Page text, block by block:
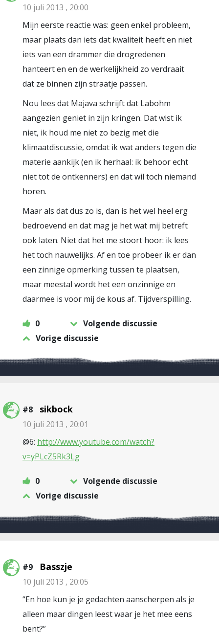
10 juli 2013 , 20:00
Mijn eerste reactie was: geen enkel probleem,
maar plaats dan iets dat kwaliteit heeft en niet
iets van een drammer die drogredenen
hanteert en en de werkelijkheid zo verdraait
dat ze binnen zijn straatje passen.
Nou lees dat Majava schrijft dat Labohm
aangezien geniet in zijn kringen. Dat wist ik
niet, ik houd me niet zo bezig met die
klimaatdiscussie, omdat ik wat anders tegen die
materie aankijk (en ik herhaal: ik behoor echt
niet tot de ontkenners) en dat wil toch niemand
horen.
Maar als dat dus zo is, dan is het wel heel erg
bedroevend en dat mag je het wat mij betreft
ook laten. Niet dat het me stoort hoor: ik lees
het toch nauwelijks. Af en toe probeer ik er dan
een zinnige opmerking tussen te plaatsen,
maar meestal wordt het een onzinnige en
daarmee is voor mij de kous af. Tijdverspilling.
0
Volgende discussie
Vorige discussie
#8 sikbock
10 juli 2013 , 20:01
@6: http://www.youtube.com/watch?
v=yPLcZ5Rk3Lg
0
Volgende discussie
Vorige discussie
#9 Basszje
10 juli 2013 , 20:05
“En hoe kun je je gedachten aanscherpen als je
alleen maar dingen leest waar je het mee eens
bent?”